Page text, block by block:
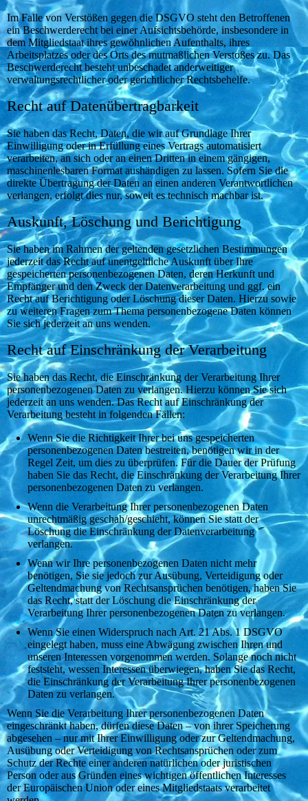
Im Falle von Verstößen gegen die DSGVO steht den Betroffenen
ein Beschwerderecht bei einer Aufsichtsbehörde, insbesondere in
dem Mitgliedstaat ihres gewöhnlichen Aufenthalts, ihres
Arbeitsplatzes oder des Orts des mutmaßlichen Verstoßes zu. Das
Beschwerderecht besteht unbeschadet anderweitiger
verwaltungsrechtlicher oder gerichtlicher Rechtsbehelfe.
Recht auf Datenübertragbarkeit
Sie haben das Recht, Daten, die wir auf Grundlage Ihrer
Einwilligung oder in Erfüllung eines Vertrags automatisiert
verarbeiten, an sich oder an einen Dritten in einem gängigen,
maschinenlesbaren Format aushändigen zu lassen. Sofern Sie die
direkte Übertragung der Daten an einen anderen Verantwortlichen
verlangen, erfolgt dies nur, soweit es technisch machbar ist.
Auskunft, Löschung und Berichtigung
Sie haben im Rahmen der geltenden gesetzlichen Bestimmungen
jederzeit das Recht auf unentgeltliche Auskunft über Ihre
gespeicherten personenbezogenen Daten, deren Herkunft und
Empfänger und den Zweck der Datenverarbeitung und ggf. ein
Recht auf Berichtigung oder Löschung dieser Daten. Hierzu sowie
zu weiteren Fragen zum Thema personenbezogene Daten können
Sie sich jederzeit an uns wenden.
Recht auf Einschränkung der Verarbeitung
Sie haben das Recht, die Einschränkung der Verarbeitung Ihrer
personenbezogenen Daten zu verlangen. Hierzu können Sie sich
jederzeit an uns wenden. Das Recht auf Einschränkung der
Verarbeitung besteht in folgenden Fällen:
Wenn Sie die Richtigkeit Ihrer bei uns gespeicherten
personenbezogenen Daten bestreiten, benötigen wir in der
Regel Zeit, um dies zu überprüfen. Für die Dauer der Prüfung
haben Sie das Recht, die Einschränkung der Verarbeitung Ihrer
personenbezogenen Daten zu verlangen.
Wenn die Verarbeitung Ihrer personenbezogenen Daten
unrechtmäßig geschah/geschieht, können Sie statt der
Löschung die Einschränkung der Datenverarbeitung
verlangen.
Wenn wir Ihre personenbezogenen Daten nicht mehr
benötigen, Sie sie jedoch zur Ausübung, Verteidigung oder
Geltendmachung von Rechtsansprüchen benötigen, haben Sie
das Recht, statt der Löschung die Einschränkung der
Verarbeitung Ihrer personenbezogenen Daten zu verlangen.
Wenn Sie einen Widerspruch nach Art. 21 Abs. 1 DSGVO
eingelegt haben, muss eine Abwägung zwischen Ihren und
unseren Interessen vorgenommen werden. Solange noch nicht
feststeht, wessen Interessen überwiegen, haben Sie das Recht,
die Einschränkung der Verarbeitung Ihrer personenbezogenen
Daten zu verlangen.
Wenn Sie die Verarbeitung Ihrer personenbezogenen Daten
eingeschränkt haben, dürfen diese Daten – von ihrer Speicherung
abgesehen – nur mit Ihrer Einwilligung oder zur Geltendmachung,
Ausübung oder Verteidigung von Rechtsansprüchen oder zum
Schutz der Rechte einer anderen natürlichen oder juristischen
Person oder aus Gründen eines wichtigen öffentlichen Interesses
der Europäischen Union oder eines Mitgliedstaats verarbeitet